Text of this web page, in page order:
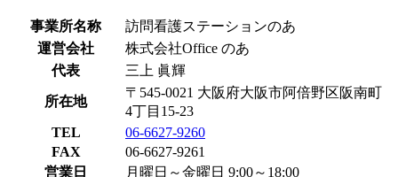
事業所名称
訪問看護ステーションのあ
運営会社
株式会社Office のあ
代表
三上 眞輝
所在地
〒545-0021 大阪府大阪市阿倍野区阪南町
4丁目15-23
TEL
06-6627-9260
FAX
06-6627-9261
営業日
月曜日～金曜日 9:00～18:00